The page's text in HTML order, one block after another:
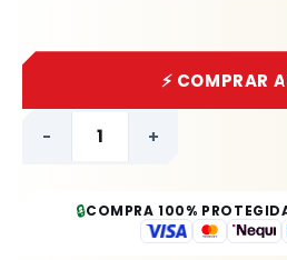
- +
⚡ COMPRAR
🔒COMPRA 100%